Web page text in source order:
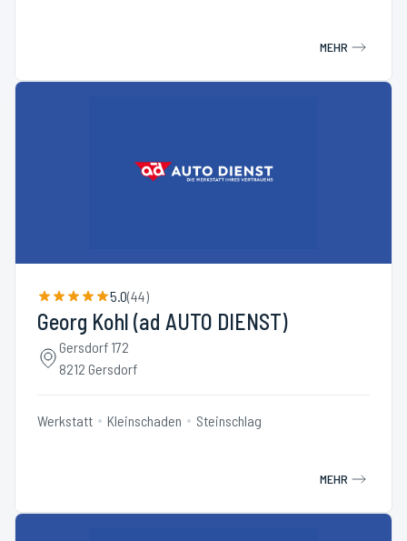
MEHR
5.0(44)
Georg Kohl (ad AUTO DIENST)
Gersdorf 172
8212 Gersdorf
Werkstatt Kleinschaden Steinschlag
MEHR